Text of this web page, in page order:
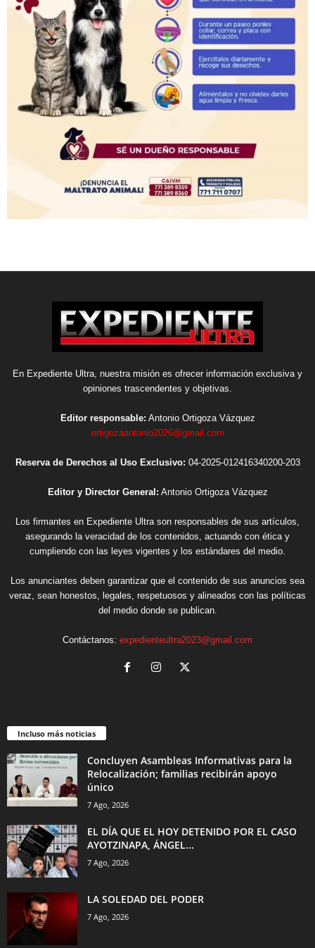
En Expediente Ultra, nuestra misión es ofrecer información exclusiva y
opiniones trascendentes y objetivas.
Editor responsable: Antonio Ortigoza Vázquez
ortigozaantonio2026@gmail.com
Reserva de Derechos al Uso Exclusivo: 04-2025-012416340200-203
Editor y Director General: Antonio Ortigoza Vázquez
Los firmantes en Expediente Ultra son responsables de sus artículos,
asegurando la veracidad de los contenidos, actuando con ética y
cumpliendo con las leyes vigentes y los estándares del medio.
Los anunciantes deben garantizar que el contenido de sus anuncios sea
veraz, sean honestos, legales, respetuosos y alineados con las políticas
del medio donde se publican.
Contáctanos: expedienteultra2023@gmail.com
Incluso más noticias
Concluyen Asambleas Informativas para la
Relocalización; familias recibirán apoyo
único
7 Ago, 2026
EL DÍA QUE EL HOY DETENIDO POR EL CASO
AYOTZINAPA, ÁNGEL...
7 Ago, 2026
LA SOLEDAD DEL PODER
7 Ago, 2026